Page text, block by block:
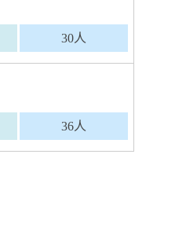
30人
36人